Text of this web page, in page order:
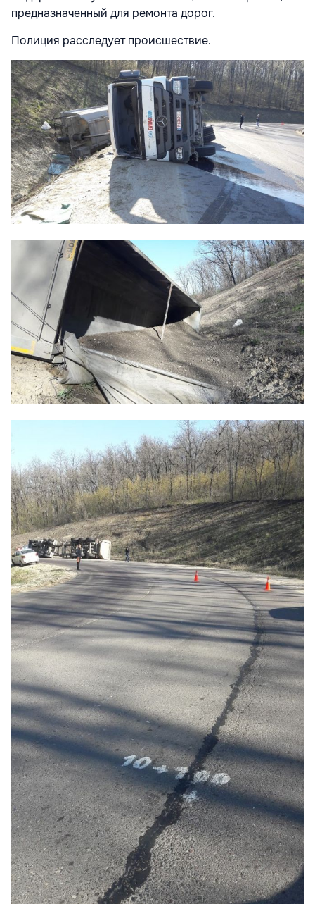
предназначенный для ремонта дорог.
Полиция расследует происшествие.